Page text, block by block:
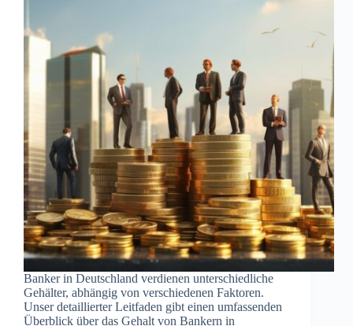
Banker in Deutschland verdienen unterschiedliche
Gehälter, abhängig von verschiedenen Faktoren.
Unser detaillierter Leitfaden gibt einen umfassenden
Überblick über das Gehalt von Bankern in